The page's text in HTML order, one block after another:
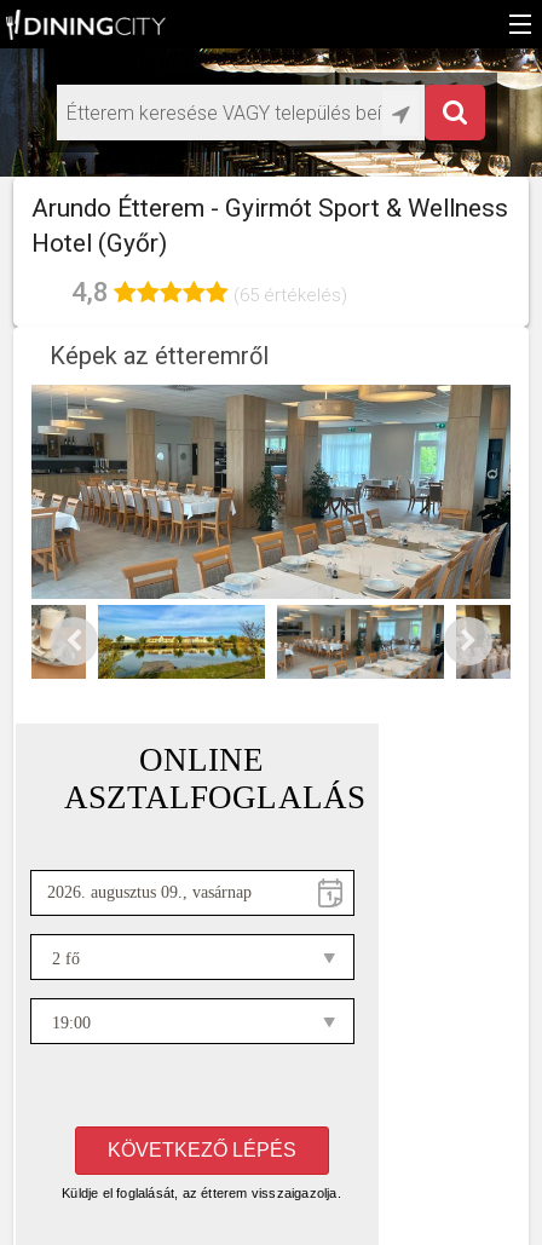
Főoldal
Médiaajánlat éttermeknek
HU
Arundo Étterem - Gyirmót Sport & Wellness
Hotel (Győr)
4,8 (65 értékelés)
Képek az étteremről